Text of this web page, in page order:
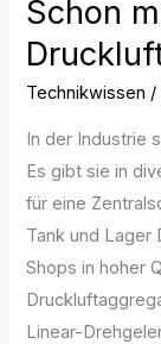
Schon
Technikwissen /
In der Industrie
Es gibt sie in
für eine
Tank und Lager
Shops in hoher
Linear-